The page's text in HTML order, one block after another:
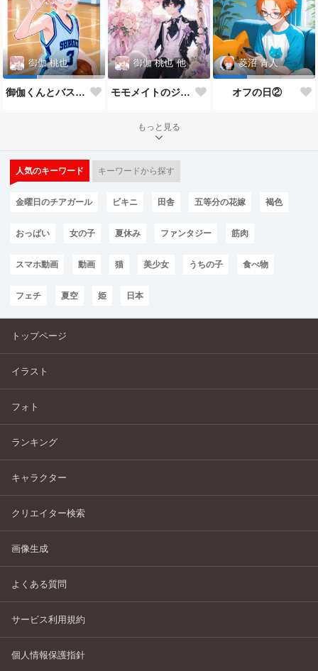
御伽 桃也
御伽くんとバスケ🏀
御伽 桃也 他
モモメイトのジューンブライド*:✨\( ॑˘ ॑◍\ 💒💍 ﾉ◍ ॑˘ ॑ )ﾉ✨:*
菱沼 青人
オフの日②
もっと見る
人気のキーワード キーワードから探す
金曜日のチアガール ビキニ 田舎 五等分の花嫁 褐色
おっぱい 女の子 夏休み ファンタジー 筋肉
スマホ動画 動画 猫 美少女 うちの子 食べ物
フェチ 夏空 姫 日本
トップページ
イラスト
フォト
ランキング
キャラクター
クリエイター検索
画像生成
よくある質問
サービス利用規約
個人情報保護指針